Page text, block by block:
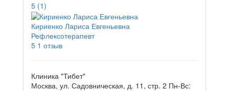
5 (1)
Кириенко Лариса Евгеньевна
Рефлексотерапевт
5 1 отзыв
Клиника "Тибет"
Москва, ул. Садовническая, д. 11, стр. 2 Пн-Вс: